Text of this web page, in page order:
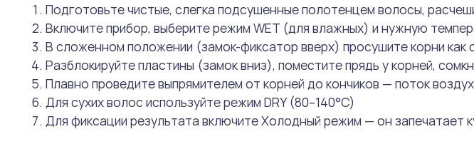
Подготовьте чистые, слегка подсушенные полотенцем волосы,
Включите прибор, выберите режим WET (для влажных) и нужную
В сложенном положении (замок-фиксатор вверх) просушите корни
Разблокируйте пластины (замок вниз), поместите прядь у корней,
Плавно проведите выпрямителем от корней до кончиков — поток
Для сухих волос используйте режим DRY (80–140°C)
Для фиксации результата включите Холодный режим — он запечатает